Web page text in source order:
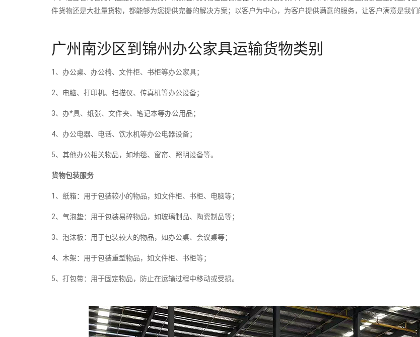
件货物还是大批量货物，都能够为您提供完善的解决方案；以客户为中心，为客户提供满意的服务，让客户满意是我们
广州南沙区到锦州办公家具运输货物类别
1、办公桌、办公椅、文件柜、书柜等办公家具；
2、电脑、打印机、扫描仪、传真机等办公设备；
3、办*具、纸张、文件夹、笔记本等办公用品；
4、办公电器、电话、饮水机等办公电器设备；
5、其他办公相关物品，如地毯、窗帘、照明设备等。
货物包装服务
1、纸箱：用于包装较小的物品，如文件柜、书柜、电脑等；
2、气泡垫：用于包装易碎物品，如玻璃制品、陶瓷制品等；
3、泡沫板：用于包装较大的物品，如办公桌、会议桌等；
4、木架：用于包装重型物品，如文件柜、书柜等；
5、打包带：用于固定物品，防止在运输过程中移动或受损。